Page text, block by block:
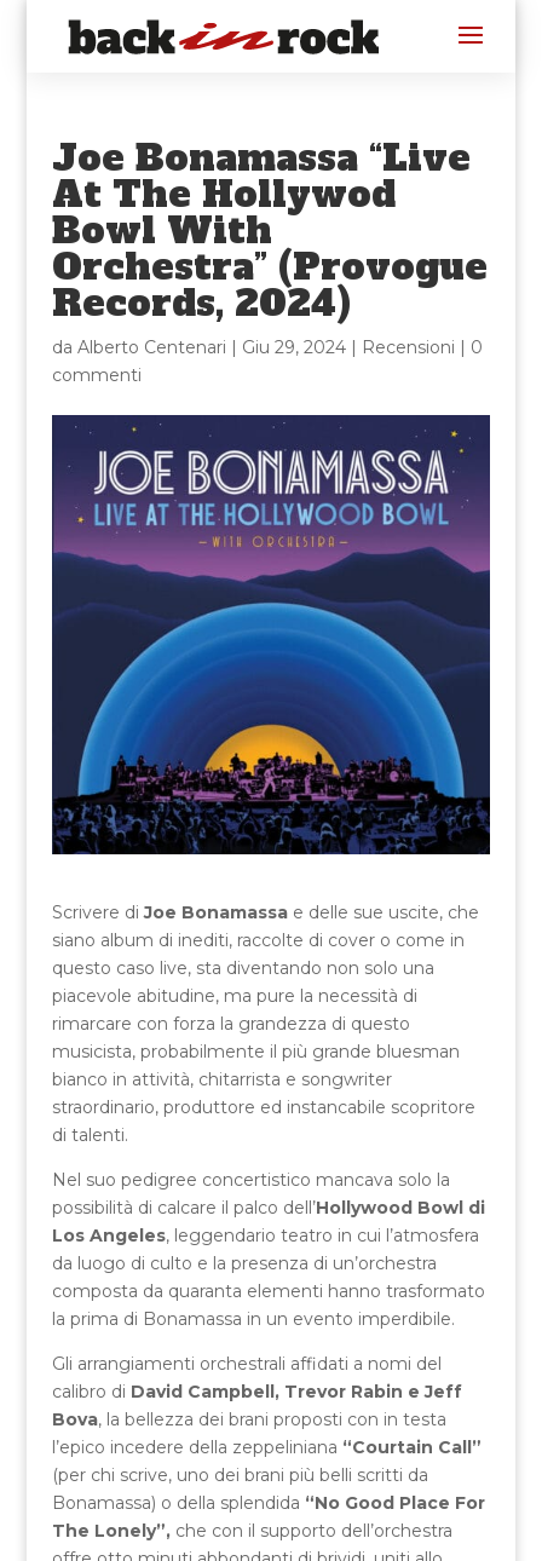
Joe Bonamassa “Live
At The Hollywod
Bowl With
Orchestra” (Provogue
Records, 2024)
da Alberto Centenari | Giu 29, 2024| Recensioni | 0
commenti
Scrivere diJoe Bonamassae delle sue uscite, che
siano album di inediti, raccolte di cover o come in
questo caso live, sta diventando non solo una
piacevole abitudine, ma pure la necessità di
rimarcare con forza la grandezza di questo
musicista, probabilmente il più grande bluesman
bianco in attività, chitarrista e songwriter
straordinario, produttore ed instancabile scopritore
di talenti.
Nel suo pedigree concertistico mancava solo la
possibilità di calcare il palco dell’Hollywood Bowl di
Los Angeles, leggendario teatro in cui l’atmosfera
da luogo di culto e la presenza di un’orchestra
composta da quaranta elementi hanno trasformato
la prima di Bonamassa in un evento imperdibile.
Gli arrangiamenti orchestrali affidati a nomi del
calibro di David Campbell, Trevor Rabin e Jeff
Bova, la bellezza dei brani proposti con in testa
l’epico incedere della zeppeliniana “Courtain Call”
(per chi scrive, uno dei brani più belli scritti da
Bonamassa) o della splendida “No Good Place For
The Lonely”,che con il supporto dell’orchestra